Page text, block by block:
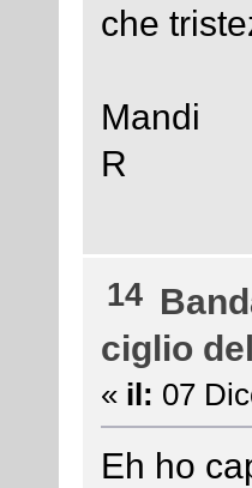
che
Mandi
R
14
ciglio
« il: 07
Eh ho